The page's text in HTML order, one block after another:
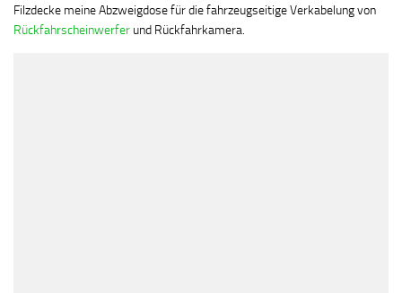
Filzdecke meine Abzweigdose für die fahrzeugseitige Verkabelung von
Rückfahrscheinwerfer und Rückfahrkamera.